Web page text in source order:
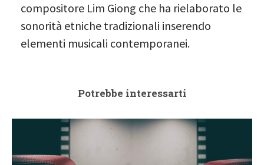
compositore Lim Giong che ha rielaborato le
sonorità etniche tradizionali inserendo
elementi musicali contemporanei.
Potrebbe interessarti